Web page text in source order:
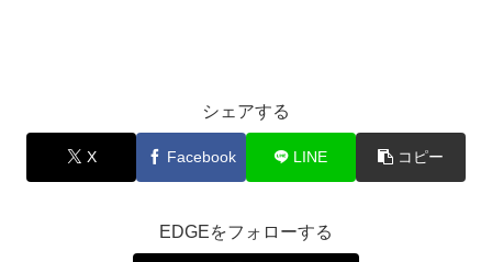
シェアする
X Facebook LINE コピー
EDGEをフォローする